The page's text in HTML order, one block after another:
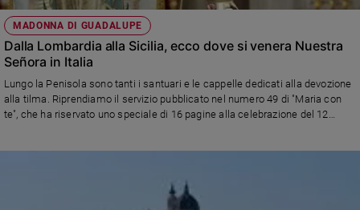
Cinema,
Tv
e
streaming
Libri
Musica
MADONNA DI GUADALUPE
Dalla Lombardia alla Sicilia, ecco dove si venera Nuestra
Señora in Italia
Lungo la Penisola sono tanti i santuari e le cappelle dedicati alla devozione
alla tilma. Riprendiamo il servizio pubblicato nel numero 49 di "Maria con
te", che ha riservato uno speciale di 16 pagine alla celebrazione del 12